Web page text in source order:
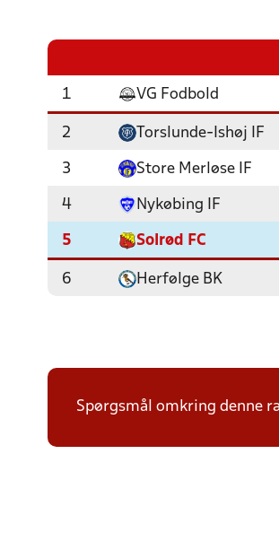
1 VG Fodbold
2 Torslunde-Ishøj IF
3 Store Merløse IF
4 Nykøbing IF
5 Solrød FC
6 Herfølge BK
Spørgsmål omkring denne